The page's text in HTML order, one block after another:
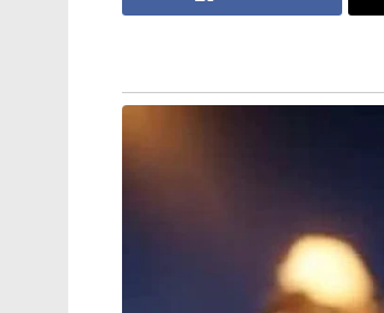
Stories you may like
ഇറാന്റെ നീക്കം,മിസൈൽ
സാധ്യത!’: രഹസ്യാന്വേഷണ
മുന്നറിയിപ്പുമായി റിയാദ്
കുട്ടികളുടെ